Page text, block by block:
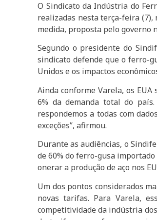
O Sindicato da Indústria do
realizadas nesta terça-feira
medida, proposta pelo governo
Segundo o presidente do
sindicato defende que o ferro-
Unidos e os impactos
Ainda conforme Varela, os
6% da demanda total do
respondemos a todas com
exceções”, afirmou.
Durante as audiências, o
de 60% do ferro-gusa
onerar a produção de aço nos
Um dos pontos considerados
novas tarifas. Para Varela,
competitividade da indústria